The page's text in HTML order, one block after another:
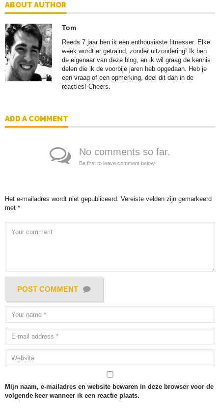
ABOUT AUTHOR
Tom
Reeds 7 jaar ben ik een enthousiaste fitnesser. Elke
week wordt er getraind, zonder uitzondering! Ik ben
de eigenaar van deze blog, en ik wil graag de kennis
delen die ik de voorbije jaren heb opgedaan. Heb je
een vraag of een opmerking, deel dit dan in de
reacties! Cheers.
ADD A COMMENT
No comments so far.
Be first to leave comment below.
Het e-mailadres wordt niet gepubliceerd. Vereiste velden zijn gemarkeerd
met *
POST COMMENT
Mijn naam, e-mailadres en website bewaren in deze browser voor de
volgende keer wanneer ik een reactie plaats.